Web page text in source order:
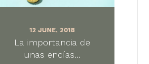
12 JUNE, 2018
La importancia de
unas encías...